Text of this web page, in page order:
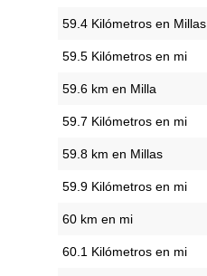
59.4 Kilómetros en Millas
59.5 Kilómetros en mi
59.6 km en Milla
59.7 Kilómetros en mi
59.8 km en Millas
59.9 Kilómetros en mi
60 km en mi
60.1 Kilómetros en mi